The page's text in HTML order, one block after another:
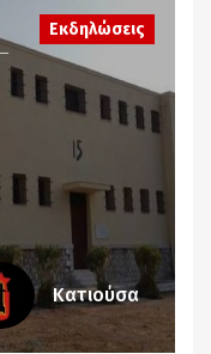
Εκδηλώσεις
Κατιούσα